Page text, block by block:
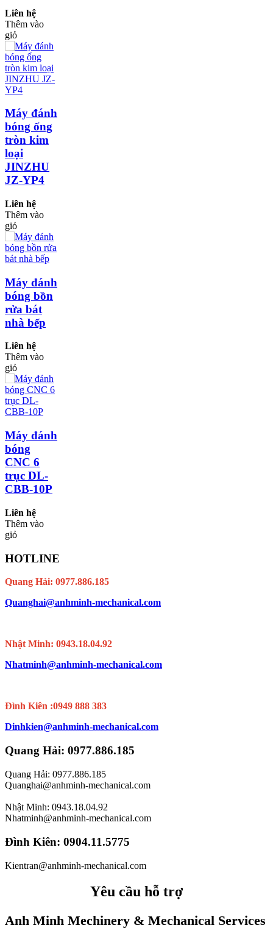
Liên hệ
Thêm vào
giỏ
Máy đánh
bóng ống
tròn kim
loại
JINZHU
JZ-YP4
Liên hệ
Thêm vào
giỏ
Máy đánh
bóng bồn
rửa bát
nhà bếp
Liên hệ
Thêm vào
giỏ
Máy đánh
bóng
CNC 6
trục DL-
CBB-10P
Liên hệ
Thêm vào
giỏ
HOTLINE
Quang Hải: 0977.886.185
Quanghai@anhminh-mechanical.com
Nhật Minh: 0943.18.04.92
Nhatminh@anhminh-mechanical.com
Đình Kiên :0949 888 383
Dinhkien@anhminh-mechanical.com
Quang Hải: 0977.886.185
Quang Hải: 0977.886.185
Quanghai@anhminh-mechanical.com
Nhật Minh: 0943.18.04.92
Nhatminh@anhminh-mechanical.com
Đình Kiên: 0904.11.5775
Kientran@anhminh-mechanical.com
Yêu cầu hỗ trợ
Anh Minh Mechinery & Mechanical Services